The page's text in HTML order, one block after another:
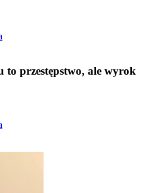
to przestępstwo, ale wyrok